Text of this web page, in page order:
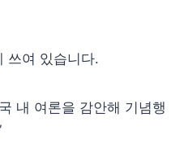
쓰여 있습니다.
내 여론을 감안해 기념행